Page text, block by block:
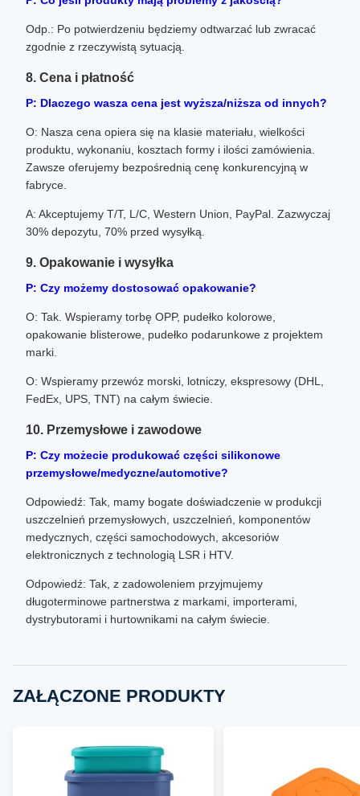
Odp.: Po potwierdzeniu będziemy odtwarzać lub zwracać
zgodnie z rzeczywistą sytuacją.
8. Cena i płatność
P: Dlaczego wasza cena jest wyższa/niższa od innych?
O: Nasza cena opiera się na klasie materiału, wielkości
produktu, wykonaniu, kosztach formy i ilości zamówienia.
Zawsze oferujemy bezpośrednią cenę konkurencyjną w
fabryce.
A: Akceptujemy T/T, L/C, Western Union, PayPal. Zazwyczaj
30% depozytu, 70% przed wysyłką.
9. Opakowanie i wysyłka
P: Czy możemy dostosować opakowanie?
O: Tak. Wspieramy torbę OPP, pudełko kolorowe,
opakowanie blisterowe, pudełko podarunkowe z projektem
marki.
O: Wspieramy przewóz morski, lotniczy, ekspresowy (DHL,
FedEx, UPS, TNT) na całym świecie.
10. Przemysłowe i zawodowe
P: Czy możecie produkować części silikonowe
przemysłowe/medyczne/automotive?
Odpowiedź: Tak, mamy bogate doświadczenie w produkcji
uszczelnień przemysłowych, uszczelnień, komponentów
medycznych, części samochodowych, akcesoriów
elektronicznych z technologią LSR i HTV.
Odpowiedź: Tak, z zadowoleniem przyjmujemy
długoterminowe partnerstwa z markami, importerami,
dystrybutorami i hurtownikami na całym świecie.
ZAŁĄCZONE PRODUKTY